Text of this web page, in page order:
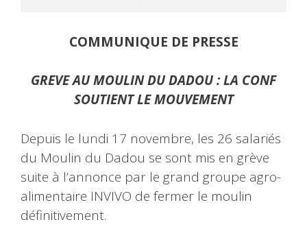
COMMUNIQUE DE PRESSE
GREVE AU MOULIN DU DADOU : LA CONF
SOUTIENT LE MOUVEMENT
Depuis le lundi 17 novembre, les 26 salariés
du Moulin du Dadou se sont mis en grève
suite à l’annonce par le grand groupe agro-
alimentaire INVIVO de fermer le moulin
définitivement.